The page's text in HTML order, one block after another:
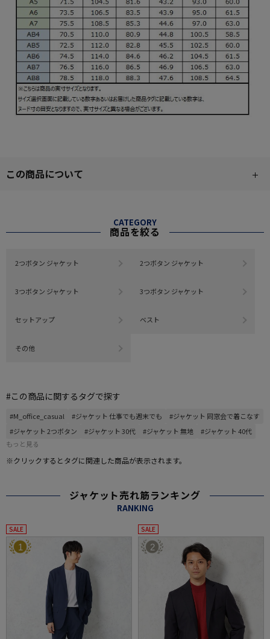
この商品について
CATEGORY
商品を絞る
2つボタン ジャケット 2つボタン ジャケット
3つボタン ジャケット 3つボタン ジャケット
セットアップ ベスト
その他
#この商品に関するタグで探す
#M_office_casual #ジャケット 仕事でも週末でも
#ジャケット 同窓会で着こなす
#ジャケット 2つボタン
#ジャケット 30代 #ジャケット 無地
#ジャケット 40代
もっと見る
※クリックするとタグに関連した商品が表示されます。
ジャケット売れ筋ランキング
RANKING
SALE
1
SALE
2